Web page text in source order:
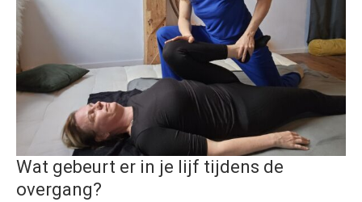
Wat gebeurt er in je lijf tijdens de
overgang?